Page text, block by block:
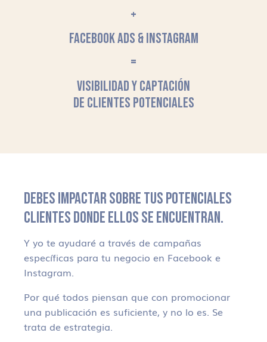
+
FACEBOOK ADS & INSTAGRAM
=
VISIBILIDAD Y CAPTACIÓN
DE CLIENTES POTENCIALES
DEBES IMPACTAR SOBRE TUS POTENCIALES
CLIENTES DONDE ELLOS SE ENCUENTRAN.
Y yo te ayudaré a través de campañas
específicas para tu negocio en Facebook e
Instagram.
Por qué todos piensan que con promocionar
una publicación es suficiente, y no lo es. Se
trata de estrategia.